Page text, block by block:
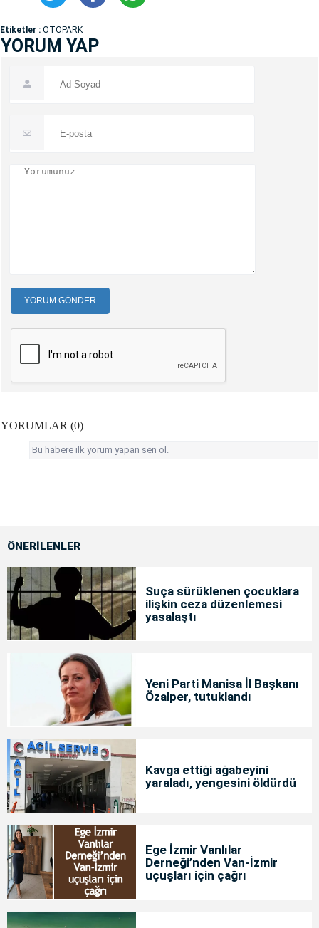
Etiketler : OTOPARK
YORUM YAP
YORUM GÖNDER
YORUMLAR (0)
Bu habere ilk yorum yapan sen ol.
ÖNERİLENLER
Suça sürüklenen çocuklara
ilişkin ceza düzenlemesi
yasalaştı
Yeni Parti Manisa İl Başkanı
Özalper, tutuklandı
Kavga ettiği ağabeyini
yaraladı, yengesini öldürdü
Ege İzmir Vanlılar
Derneği’nden Van-İzmir
uçuşları için çağrı